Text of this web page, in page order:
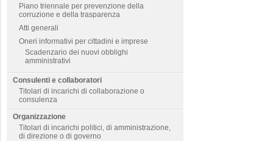
Piano triennale per prevenzione della
corruzione e della trasparenza
Atti generali
Oneri informativi per cittadini e imprese
Scadenzario dei nuovi obblighi
amministrativi
Consulenti e collaboratori
Titolari di incarichi di collaborazione o
consulenza
Organizzazione
Titolari di incarichi politici, di amministrazione,
di direzione o di governo